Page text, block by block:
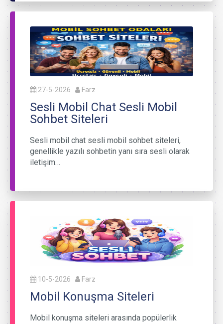
27-5-2026 Farz
Sesli Mobil Chat Sesli Mobil
Sohbet Siteleri
Sesli mobil chat sesli mobil sohbet siteleri,
genellikle yazılı sohbetin yanı sıra sesli olarak
iletişim…
10-5-2026 Farz
Mobil Konuşma Siteleri
Mobil konuşma siteleri arasında popülerlik